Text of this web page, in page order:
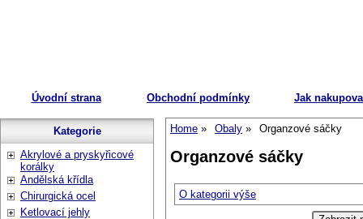
Úvodní strana Obchodní podmínky Jak
Home Obaly Organzové sáčky
Organzové sáčky
O kategorii výše
Kategorie
Akrylové a pryskyřicové
korálky
Andělská křídla
Chirurgická ocel
Ketlovací jehly